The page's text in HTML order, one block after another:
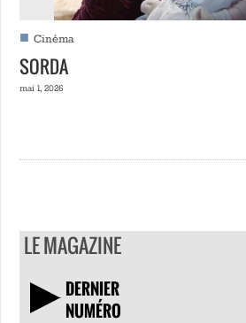
■ Cinéma
SORDA
mai 1, 2026
LE MAGAZINE
DERNIER
NUMÉRO